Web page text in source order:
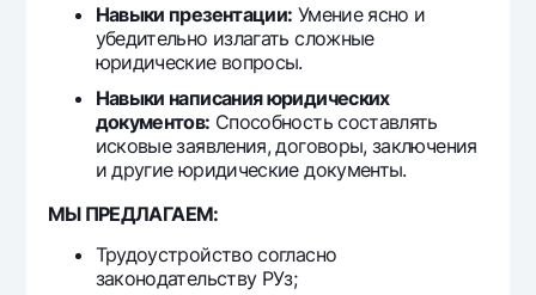
Навыки презентации: Умение ясно и
убедительно излагать сложные
юридические вопросы.
Навыки написания юридических
документов: Способность составлять
исковые заявления, договоры, заключения
и другие юридические документы.
МЫ ПРЕДЛАГАЕМ:
Трудоустройство согласно
законодательству РУз;